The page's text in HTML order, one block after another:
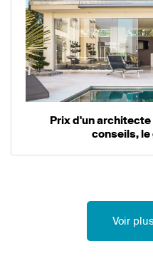
Prix d'un
conseils,
Voir